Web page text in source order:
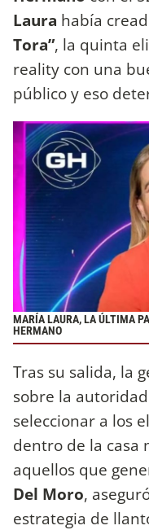
Laura había
Tora”, la quinta
reality con una
público y eso
MARÍA LAURA, LA ÚLTIMA
HERMANO
Tras su salida, la
sobre la
seleccionar a los
dentro de la casa
aquellos que
Del Moro,
estrategia de